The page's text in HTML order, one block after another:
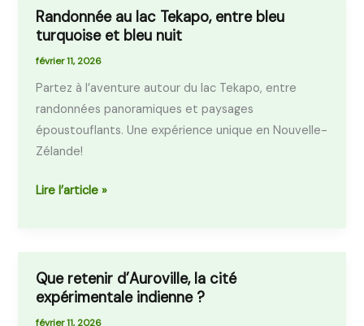
indépendant
Randonnée au lac Tekapo, entre bleu
turquoise et bleu nuit
février 11, 2026
Partez à l’aventure autour du lac Tekapo, entre
randonnées panoramiques et paysages
époustouflants. Une expérience unique en Nouvelle-
Zélande!
Randonnée
au
lac
Tekapo,
entre
bleu
turquoise
bleu
Lire l’article »
Que retenir d’Auroville, la cité
expérimentale indienne ?
février 11, 2026
Que
retenir
d’Auroville,